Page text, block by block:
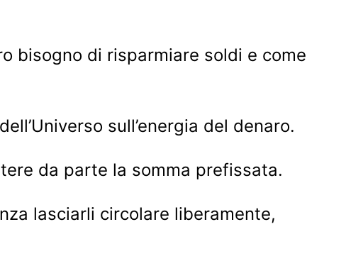
bisogno di risparmiare soldi e come
sull’energia del denaro.
da parte la somma prefissata.
lasciarli circolare liberamente,